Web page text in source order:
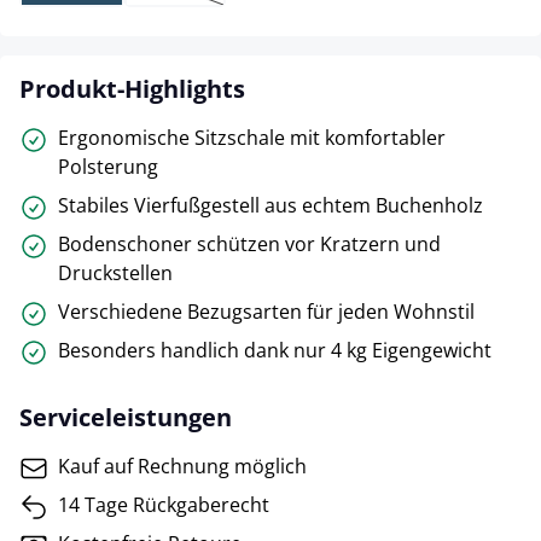
Produkt-Highlights
Ergonomische Sitzschale mit komfortabler
Polsterung
Stabiles Vierfußgestell aus echtem Buchenholz
Bodenschoner schützen vor Kratzern und
Druckstellen
Verschiedene Bezugsarten für jeden Wohnstil
Besonders handlich dank nur 4 kg Eigengewicht
Serviceleistungen
Kauf auf Rechnung möglich
14 Tage Rückgaberecht